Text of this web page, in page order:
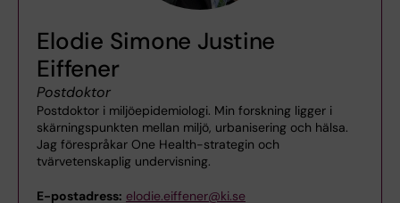
Elodie Simone Justine
Eiffener
Postdoktor
Postdoktor i miljöepidemiologi. Min forskning ligger i
skärningspunkten mellan miljö, urbanisering och hälsa.
Jag förespråkar One Health-strategin och
tvärvetenskaplig undervisning.
E-postadress: elodie.eiffener@ki.se